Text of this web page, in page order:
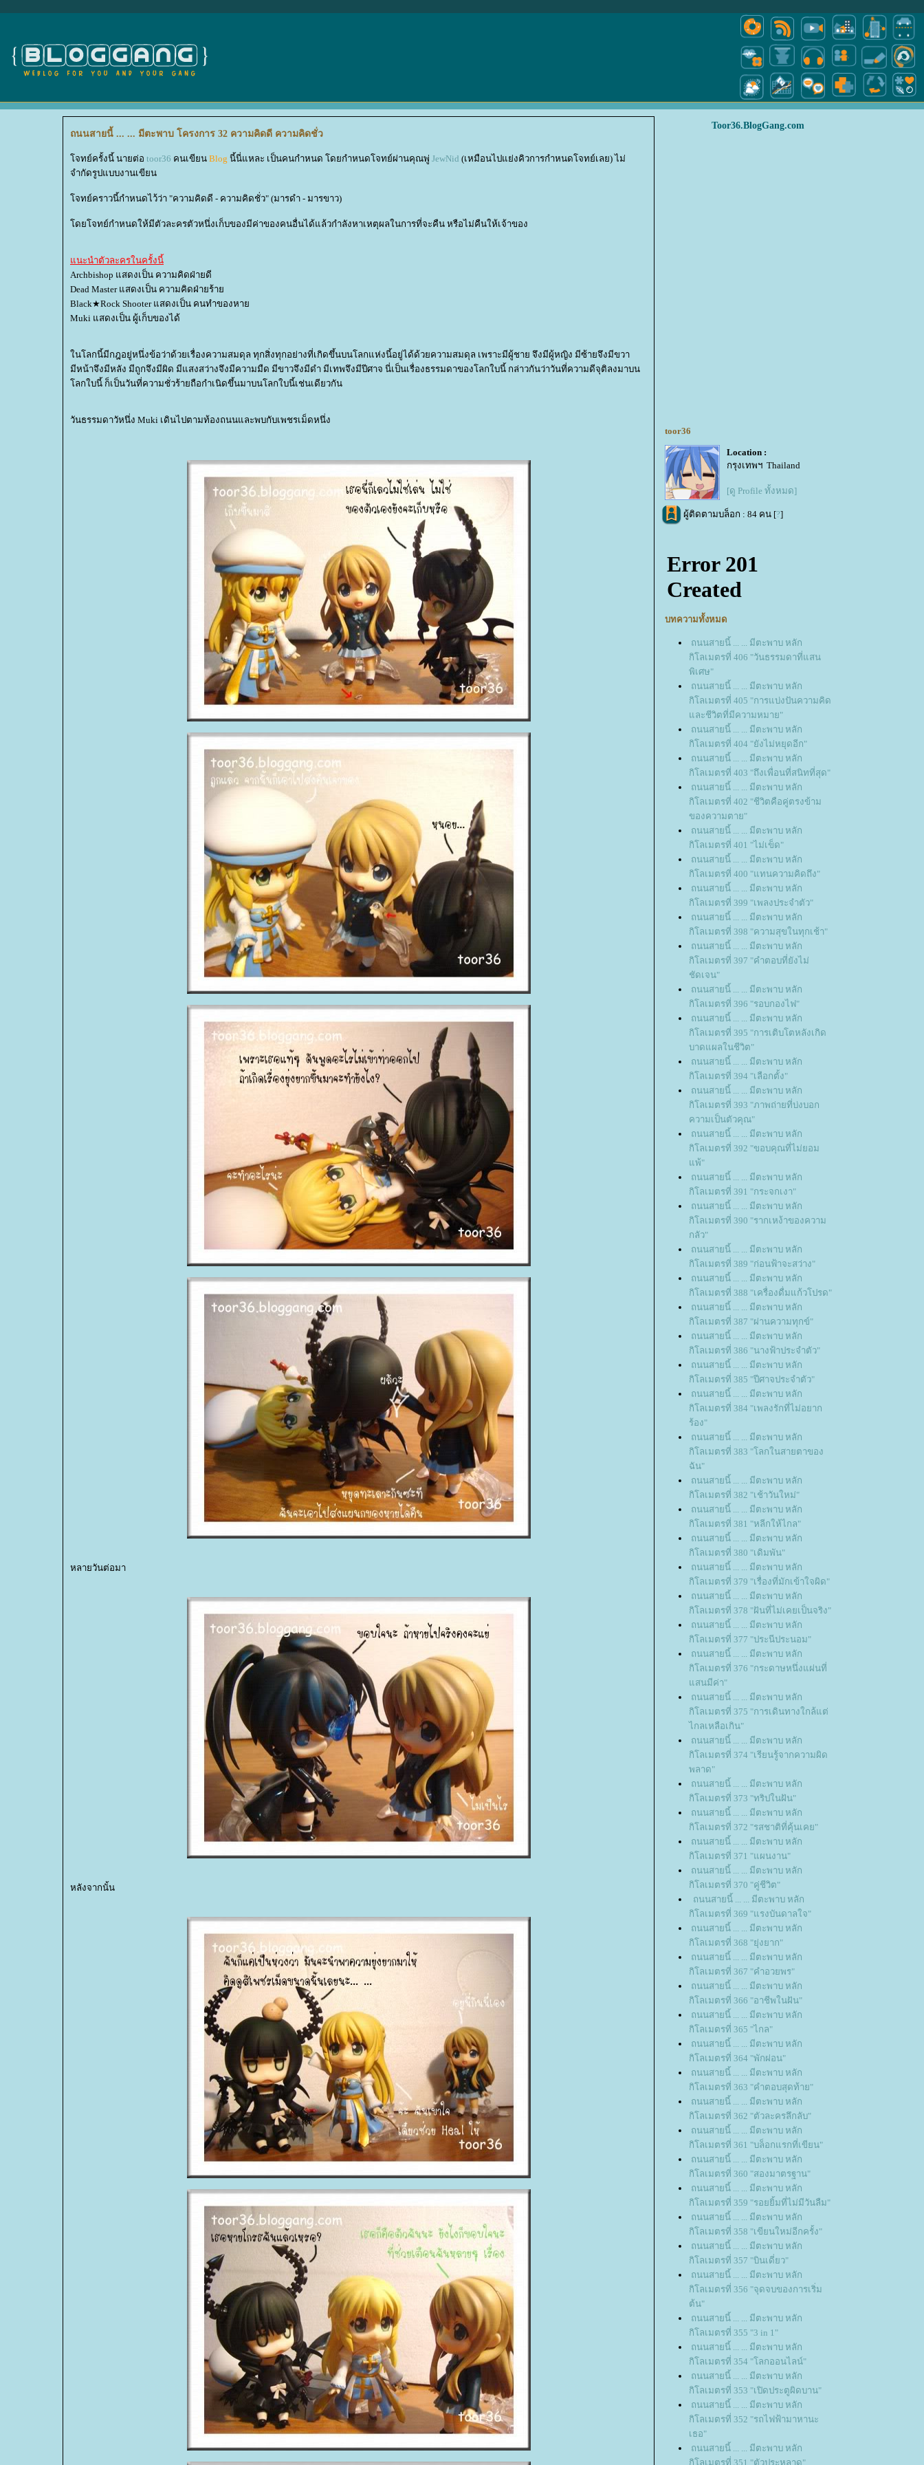
ถนนสายนี้ ... ... มีตะพาบ โครงการ 32 ความคิดดี ความคิดชั่ว
จทย์ครั้งนี้ นายต่อ toor36 คนเขียน Blog นี้นี่แหละ เป็นคนกำหนด โดยกำหนดโจทย์ผ่านคุณพู่ JewNid (เหมือนไปแย่งคิวการกำหนดโจทย์เลย) ไม่
จำกัดรูปแบบงานเขียน
จทย์คราวนี้กำหนดไว้ว่า "ความคิดดี - ความคิดชั่ว" (มารดำ - มารขาว)
ดยโจทย์กำหนดให้มีตัวละครตัวหนึ่งเก็บของมีค่าของคนอื่นได้แล้วกำลังหาเหตุผลในการที่จะคืน หรือไม่คืนให้เจ้าของ
นะนำตัวละครในครั้งนี้
Archbishop แสดงเป็น ความคิดฝ่ายดี
Dead Master แสดงเป็น ความคิดฝ่ายร้า
Black★Rock Shooter แสดงเป็น คนทำของหา
Muki แสดงเป็น ผู้เก็บของได้
นโลกนี้มีกฎอยู่หนึ่งข้อว่าด้วยเรื่องความสมดุล ทุกสิ่งทุกอย่างที่เกิดขึ้นบนโลกแห่งนี้อยู่ได้ด้วยความสมดุล เพราะมีผู้ชาย จึงมีผู้หญิง มีซ้ายจึงมีขวา
มีหน้าจึงมีหลัง มีถูกจึงมีผิด มีแสงสว่างจึงมีความมืด มีขาวจึงมีดำ มีเทพจึงมีปีศาจ นี่เป็นเรื่องธรรมดาของโลกใบนี้ กล่าวกันว่าวันที่ความดีจุติลงมาบน
ลกใบนี้ ก็เป็นวันที่ความชั่วร้ายถือกำเนิดขึ้นมาบนโลกใบนี้เช่นเดียวกัน
วันธรรมดาวัหนึ่ง Muki เดินไปตามท้องถนนและพบกับเพชรเม็ดหนึ่ง
หลายวันต่อมา
หลังจากนั้น
Toor36.BlogGang.com
toor36
Location :
กรุงเทพฯ Thailand
[ดู Profile ทั้งหมด]
ผู้ติดตามบล็อก : 84 คน [?]
บทความทั้งหมด
ถนนสายนี้ ... ... มีตะพาบ หลัก
กิโลเมตรที่ 406 "วันธรรมดาที่แสน
พิเศษ"
ถนนสายนี้ ... ... มีตะพาบ หลัก
กิโลเมตรที่ 405 "การแบ่งปันความคิด
ละชีวิตที่มีความหมาย"
ถนนสายนี้ ... ... มีตะพาบ หลัก
กิโลเมตรที่ 404 "ยังไม่หยุดอีก"
ถนนสายนี้ ... ... มีตะพาบ หลัก
กิโลเมตรที่ 403 "ถึงเพื่อนที่สนิทที่สุด"
ถนนสายนี้ ... ... มีตะพาบ หลัก
กิโลเมตรที่ 402 "ชีวิตคือคู่ตรงข้าม
ของความตาย"
ถนนสายนี้ ... ... มีตะพาบ หลัก
กิโลเมตรที่ 401 "ไม่เข็ด"
ถนนสายนี้ ... ... มีตะพาบ หลัก
กิโลเมตรที่ 400 "แทนความคิดถึง"
ถนนสายนี้ ... ... มีตะพาบ หลัก
กิโลเมตรที่ 399 "เพลงประจำตัว"
ถนนสายนี้ ... ... มีตะพาบ หลัก
กิโลเมตรที่ 398 "ความสุขในทุกเช้า"
ถนนสายนี้ ... ... มีตะพาบ หลัก
กิโลเมตรที่ 397 "คำตอบที่ยังไม่
ชัดเจน"
ถนนสายนี้ ... ... มีตะพาบ หลัก
กิโลเมตรที่ 396 "รอบกองไฟ"
ถนนสายนี้ ... ... มีตะพาบ หลัก
กิโลเมตรที่ 395 "การเติบโตหลังเกิด
บาดแผลในชีวิต"
ถนนสายนี้ ... ... มีตะพาบ หลัก
กิโลเมตรที่ 394 "เลือกตั้ง"
ถนนสายนี้ ... ... มีตะพาบ หลัก
กิโลเมตรที่ 393 "ภาพถ่ายที่บ่งบอก
ความเป็นตัวคุณ"
ถนนสายนี้ ... ... มีตะพาบ หลัก
กิโลเมตรที่ 392 "ขอบคุณที่ไม่ยอม
พ้"
ถนนสายนี้ ... ... มีตะพาบ หลัก
กิโลเมตรที่ 391 "กระจกเงา"
ถนนสายนี้ ... ... มีตะพาบ หลัก
กิโลเมตรที่ 390 "รากเหง้าของความ
กลัว"
ถนนสายนี้ ... ... มีตะพาบ หลัก
กิโลเมตรที่ 389 "ก่อนฟ้าจะสว่าง"
ถนนสายนี้ ... ... มีตะพาบ หลัก
กิโลเมตรที่ 388 "เครื่องดื่มแก้วโปรด"
ถนนสายนี้ ... ... มีตะพาบ หลัก
กิโลเมตรที่ 387 "ผ่านความทุกข์"
ถนนสายนี้ ... ... มีตะพาบ หลัก
กิโลเมตรที่ 386 "นางฟ้าประจำตัว"
ถนนสายนี้ ... ... มีตะพาบ หลัก
กิโลเมตรที่ 385 "ปีศาจประจำตัว"
ถนนสายนี้ ... ... มีตะพาบ หลัก
กิโลเมตรที่ 384 "เพลงรักที่ไม่อยาก
ร้อง"
ถนนสายนี้ ... ... มีตะพาบ หลัก
กิโลเมตรที่ 383 "โลกในสายตาของ
ฉัน"
ถนนสายนี้ ... ... มีตะพาบ หลัก
กิโลเมตรที่ 382 "เช้าวันใหม่"
ถนนสายนี้ ... ... มีตะพาบ หลัก
กิโลเมตรที่ 381 "หลีกให้ไกล"
ถนนสายนี้ ... ... มีตะพาบ หลัก
กิโลเมตรที่ 380 "เดิมพัน"
ถนนสายนี้ ... ... มีตะพาบ หลัก
กิโลเมตรที่ 379 "เรื่องที่มักเข้าใจผิด"
ถนนสายนี้ ... ... มีตะพาบ หลัก
กิโลเมตรที่ 378 "ฝันที่ไม่เคยเป็นจริง"
ถนนสายนี้ ... ... มีตะพาบ หลัก
กิโลเมตรที่ 377 "ประนีประนอม"
ถนนสายนี้ ... ... มีตะพาบ หลัก
กิโลเมตรที่ 376 "กระดาษหนึ่งแผ่นที่
สนมีค่า"
ถนนสายนี้ ... ... มีตะพาบ หลัก
กิโลเมตรที่ 375 "การเดินทางใกล้แต่
ไกลเหลือเกิน"
ถนนสายนี้ ... ... มีตะพาบ หลัก
กิโลเมตรที่ 374 "เรียนรู้จากความผิด
พลาด"
ถนนสายนี้ ... ... มีตะพาบ หลัก
กิโลเมตรที่ 373 "ทริปในฝัน"
ถนนสายนี้ ... ... มีตะพาบ หลัก
กิโลเมตรที่ 372 "รสชาติที่คุ้นเคย"
ถนนสายนี้ ... ... มีตะพาบ หลัก
กิโลเมตรที่ 371 "แผนงาน"
ถนนสายนี้ ... ... มีตะพาบ หลัก
กิโลเมตรที่ 370 "คู่ชีวิต"
ถนนสายนี้ ... ... มีตะพาบ หลัก
กิโลเมตรที่ 369 "แรงบันดาลใจ"
ถนนสายนี้ ... ... มีตะพาบ หลัก
กิโลเมตรที่ 368 "ยุ่งยาก"
ถนนสายนี้ ... ... มีตะพาบ หลัก
กิโลเมตรที่ 367 "คำอวยพร"
ถนนสายนี้ ... ... มีตะพาบ หลัก
กิโลเมตรที่ 366 "อาชีพในฝัน"
ถนนสายนี้ ... ... มีตะพาบ หลัก
กิโลเมตรที่ 365 "ไกล"
ถนนสายนี้ ... ... มีตะพาบ หลัก
กิโลเมตรที่ 364 "พักผ่อน"
ถนนสายนี้ ... ... มีตะพาบ หลัก
กิโลเมตรที่ 363 "คำตอบสุดท้าย"
ถนนสายนี้ ... ... มีตะพาบ หลัก
กิโลเมตรที่ 362 "ตัวละครลึกลับ"
ถนนสายนี้ ... ... มีตะพาบ หลัก
กิโลเมตรที่ 361 "บล็อกแรกที่เขียน"
ถนนสายนี้ ... ... มีตะพาบ หลัก
กิโลเมตรที่ 360 "สองมาตรฐาน"
ถนนสายนี้ ... ... มีตะพาบ หลัก
กิโลเมตรที่ 359 "รอยยิ้มที่ไม่มีวันลืม"
ถนนสายนี้ ... ... มีตะพาบ หลัก
กิโลเมตรที่ 358 "เขียนใหม่อีกครั้ง"
ถนนสายนี้ ... ... มีตะพาบ หลัก
กิโลเมตรที่ 357 "บินเดี่ยว"
ถนนสายนี้ ... ... มีตะพาบ หลัก
กิโลเมตรที่ 356 "จุดจบของการเริ่ม
ต้น"
ถนนสายนี้ ... ... มีตะพาบ หลัก
กิโลเมตรที่ 355 "3 in 1"
ถนนสายนี้ ... ... มีตะพาบ หลัก
กิโลเมตรที่ 354 "โลกออนไลน์"
ถนนสายนี้ ... ... มีตะพาบ หลัก
กิโลเมตรที่ 353 "เปิดประตูผิดบาน"
ถนนสายนี้ ... ... มีตะพาบ หลัก
กิโลเมตรที่ 352 "รถไฟฟ้ามาหานะ
เธอ"
ถนนสายนี้ ... ... มีตะพาบ หลัก
กิโลเมตรที่ 351 "ตัวประหลาด"